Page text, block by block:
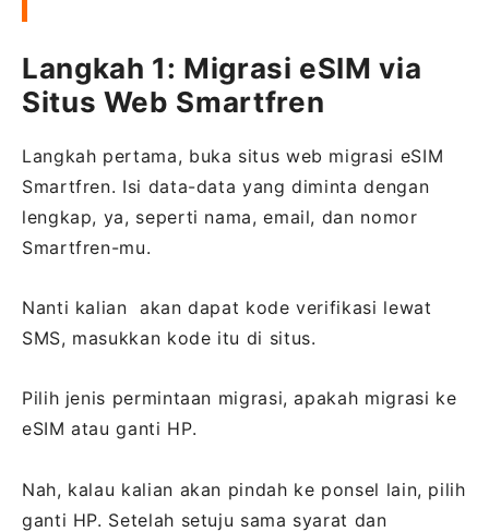
Langkah 1: Migrasi eSIM via
Situs Web Smartfren
Langkah pertama, buka situs web migrasi eSIM
Smartfren. Isi data-data yang diminta dengan
lengkap, ya, seperti nama, email, dan nomor
Smartfren-mu.
Nanti kalian akan dapat kode verifikasi lewat
SMS, masukkan kode itu di situs.
Pilih jenis permintaan migrasi, apakah migrasi ke
eSIM atau ganti HP.
Nah, kalau kalian akan pindah ke ponsel lain, pilih
ganti HP. Setelah setuju sama syarat dan